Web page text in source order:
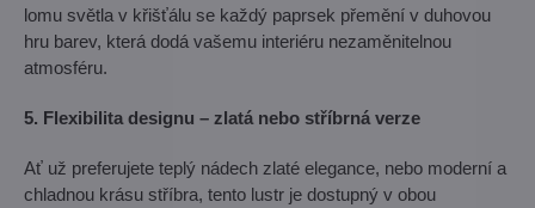
lomu světla v křišťálu se každý paprsek přemění v duhovou
hru barev, která dodá vašemu interiéru nezaměnitelnou
atmosféru.
5. Flexibilita designu – zlatá nebo stříbrná verze
Ať už preferujete teplý nádech zlaté elegance, nebo moderní a
chladnou krásu stříbra, tento lustr je dostupný v obou